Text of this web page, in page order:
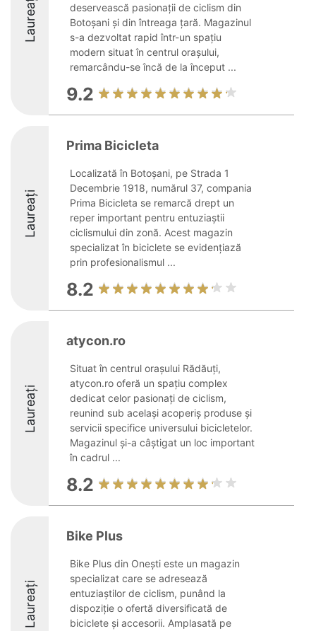
Laureați
deservească pasionații de ciclism din
Botoșani și din întreaga țară. Magazinul
s-a dezvoltat rapid într-un spațiu
modern situat în centrul orașului,
remarcându-se încă de la început ...
9.2
Laureați
Prima Bicicleta
Localizată în Botoșani, pe Strada 1
Decembrie 1918, numărul 37, compania
Prima Bicicleta se remarcă drept un
reper important pentru entuziaștii
ciclismului din zonă. Acest magazin
specializat în biciclete se evidențiază
prin profesionalismul ...
8.2
Laureați
atycon.ro
Situat în centrul orașului Rădăuți,
atycon.ro oferă un spațiu complex
dedicat celor pasionați de ciclism,
reunind sub același acoperiș produse și
servicii specifice universului bicicletelor.
Magazinul și-a câștigat un loc important
în cadrul ...
8.2
Laureați
Bike Plus
Bike Plus din Onești este un magazin
specializat care se adresează
entuziaștilor de ciclism, punând la
dispoziție o ofertă diversificată de
biciclete și accesorii. Amplasată pe